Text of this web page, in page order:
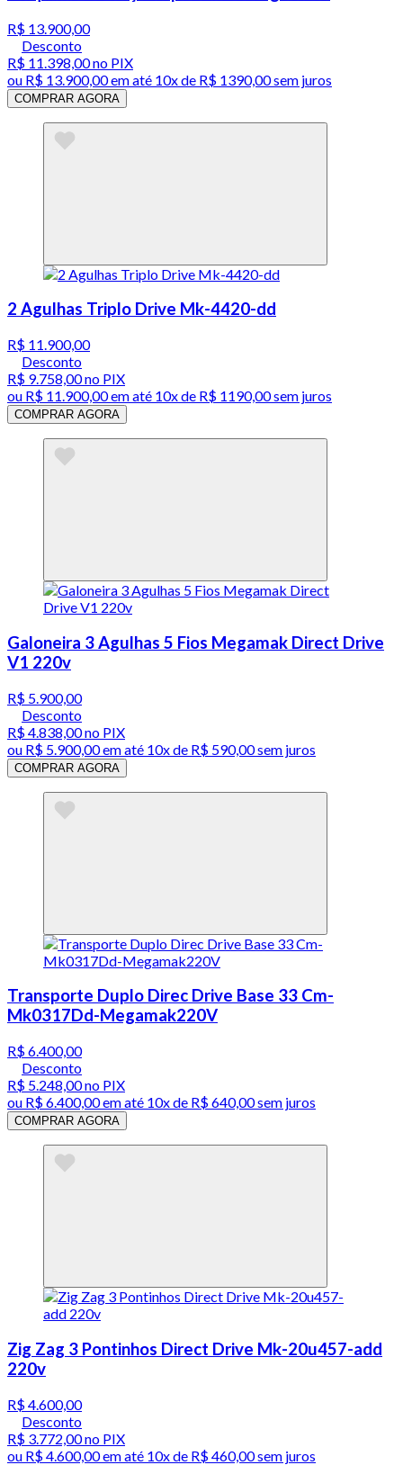
R$ 13.900,00
Desconto
R$ 11.398,00no PIX
ou R$ 13.900,00em até 10x de R$ 1390,00 sem juros
COMPRAR AGORA
2 Agulhas Triplo Drive Mk-4420-dd
R$ 11.900,00
Desconto
R$ 9.758,00no PIX
ou R$ 11.900,00em até 10x de R$ 1190,00 sem juros
COMPRAR AGORA
Galoneira 3 Agulhas 5 Fios Megamak Direct Drive
V1 220v
R$ 5.900,00
Desconto
R$ 4.838,00no PIX
ou R$ 5.900,00em até 10x de R$ 590,00 sem juros
COMPRAR AGORA
Transporte Duplo Direc Drive Base 33 Cm-
Mk0317Dd-Megamak220V
R$ 6.400,00
Desconto
R$ 5.248,00no PIX
ou R$ 6.400,00em até 10x de R$ 640,00 sem juros
COMPRAR AGORA
Zig Zag 3 Pontinhos Direct Drive Mk-20u457-add
220v
R$ 4.600,00
Desconto
R$ 3.772,00no PIX
ou R$ 4.600,00em até 10x de R$ 460,00 sem juros